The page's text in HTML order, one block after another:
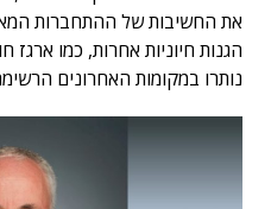
את החשיבות של ההתחברות
נותרו במקומות האחרונים